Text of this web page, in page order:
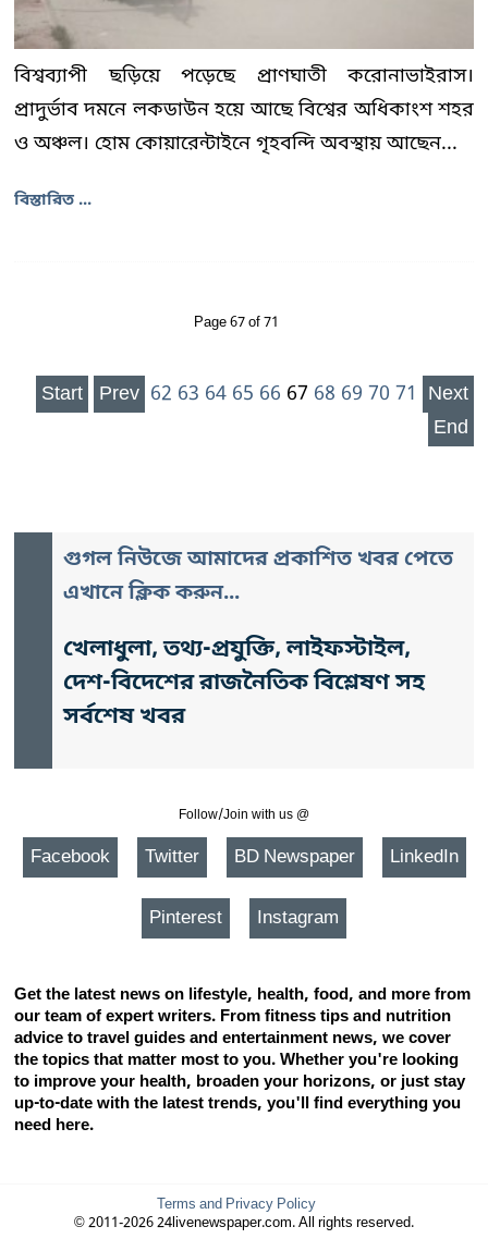
বিশ্বব্যাপী ছড়িয়ে পড়েছে প্রাণঘাতী করোনাভাইরাস।
প্রাদুর্ভাব দমনে লকডাউন হয়ে আছে বিশ্বের অধিকাংশ শহর
ও অঞ্চল। হোম কোয়ারেন্টাইনে গৃহবন্দি অবস্থায় আছেন...
বিস্তারিত ...
Page 67 of 71
Start Prev 62 63 64 65 66 67 68 69 70 71 Next
End
গুগল নিউজে আমাদের প্রকাশিত খবর পেতে
এখানে ক্লিক করুন...
খেলাধুলা, তথ্য-প্রযুক্তি, লাইফস্টাইল,
দেশ-বিদেশের রাজনৈতিক বিশ্লেষণ সহ
সর্বশেষ খবর
Follow/Join with us @
Facebook Twitter BD Newspaper LinkedIn
Pinterest Instagram
Get the latest news on lifestyle, health, food, and more from
our team of expert writers. From fitness tips and nutrition
advice to travel guides and entertainment news, we cover
the topics that matter most to you. Whether you're looking
to improve your health, broaden your horizons, or just stay
up-to-date with the latest trends, you'll find everything you
need here.
Terms and Privacy Policy
© 2011-2026 24livenewspaper.com. All rights reserved.